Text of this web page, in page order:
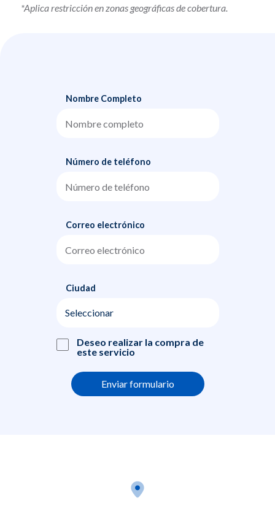
Nombre Completo
Número de teléfono
Correo electrónico
Ciudad
Deseo realizar la compra de
este servicio
*Aplica restricción en zonas geográficas de cobertura.